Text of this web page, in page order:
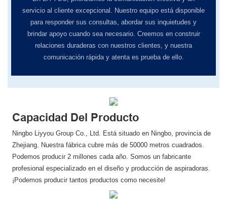
servicio al cliente excepcional. Nuestro equipo está disponible
para responder sus consultas, abordar sus inquietudes y
brindar apoyo cuando sea necesario. Creemos en construir
relaciones duraderas con nuestros clientes, y nuestra
comunicación rápida y atenta es prueba de ello.
Capacidad Del Producto
Ningbo Liyyou Group Co., Ltd. Está situado en Ningbo, provincia de
Zhejiang. Nuestra fábrica cubre más de 50000 metros cuadrados.
Podemos producir 2 millones cada año. Somos un fabricante
profesional especializado en el diseño y producción de aspiradoras.
¡Podemos producir tantos productos como necesite!